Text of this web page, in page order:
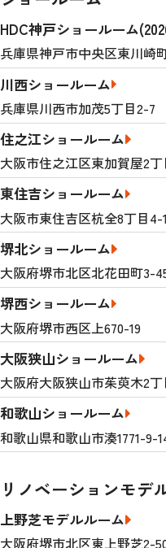
HDC神戸ショールーム
兵庫県神戸市中央区東川崎
川西ショールーム
兵庫県川西市加茂5丁目2-7
住之江ショールーム
大阪市住之江区東加賀屋2丁
東住吉ショールーム
大阪市東住吉区杭全8丁目4-
堺北ショールーム
大阪府堺市北区北花田町3-
堺西ショールーム
大阪府堺市西区上670-19
大阪狭山ショールーム
大阪府大阪狭山市茱萸木2丁
和歌山ショールーム
和歌山県和歌山市湊1771-9-
リノベーションモデ
上野芝モデルルーム
大阪府堺市北区東上野芝2-